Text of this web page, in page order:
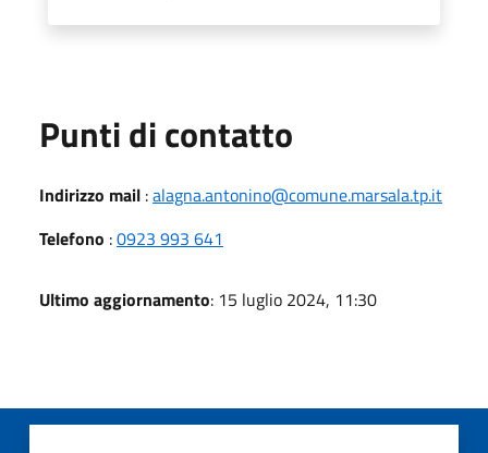
Punti di contatto
Indirizzo mail :alagna.antonino@comune.marsala.tp.it
Telefono :0923 993 641
Ultimo aggiornamento: 15 luglio 2024, 11:30